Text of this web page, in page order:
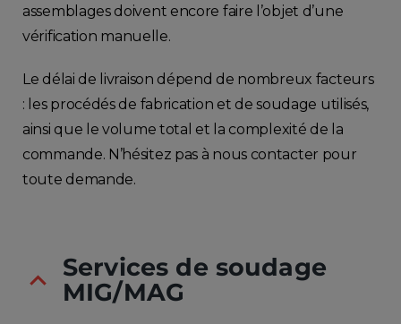
assemblages doivent encore faire l’objet d’une
vérification manuelle.
Le délai de livraison dépend de nombreux facteurs
: les procédés de fabrication et de soudage utilisés,
ainsi que le volume total et la complexité de la
commande. N’hésitez pas à nous contacter pour
toute demande.
Services de soudage
MIG/MAG